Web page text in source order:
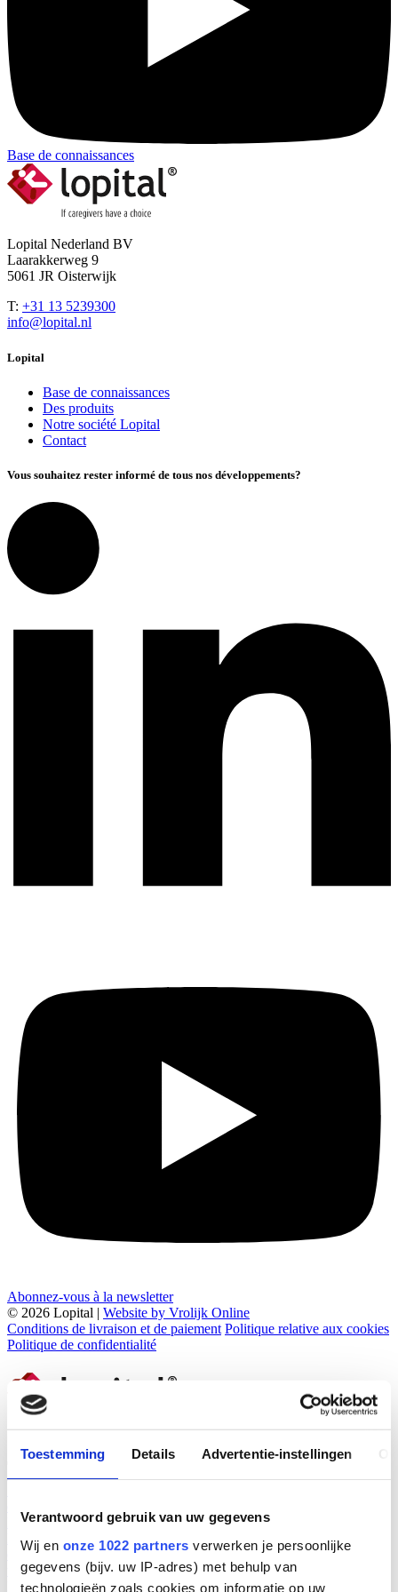
Toestemming Details Advertentie-instellingen
Verantwoord gebruik van uw gegevens
Wij en onze 1022 partners verwerken je persoonlijke
gegevens (bijv. uw IP-adres) met behulp van
technologieën zoals cookies om informatie op uw
Base de connaissances
Lopital Nederland BV
Laarakkerweg 9
5061 JR Oisterwijk
T: +31 13 5239300
info@lopital.nl
Lopital
Base de connaissances
Des produits
Notre société Lopital
Contact
Vous souhaitez rester informé de tous nos développements?
Abonnez-vous à la newsletter
© 2026 Lopital | Website by Vrolijk Online
Conditions de livraison et de paiement Politique relative aux cookies
Politique de confidentialité
Des produits
Des produits
Sièges de douche et sièges de toilettes
Brancards de
douche - hydrauliques et électriques Tables à langer Aide aux
transferts
Base de connaissances Nouvelles Notre société Lopital Contact